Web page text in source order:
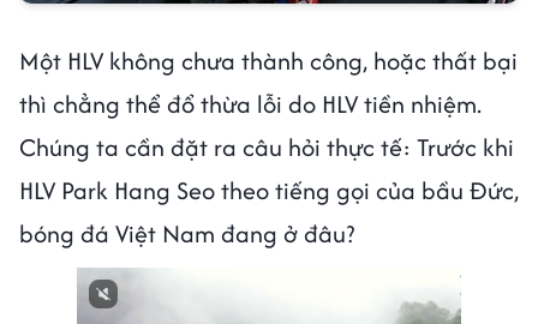
Một HLV không chưa thành công, hoặc thất bại
thì chẳng thể đổ thừa lỗi do HLV tiền nhiệm.
Chúng ta cần đặt ra câu hỏi thực tế: Trước khi
HLV Park Hang Seo theo tiếng gọi của bầu Đức,
bóng đá Việt Nam đang ở đâu?